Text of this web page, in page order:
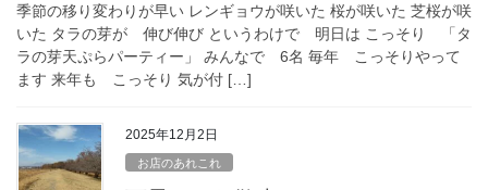
季節の移り変わりが早い レンギョウが咲いた 桜が咲いた 芝桜が咲
いた タラの芽が 伸び伸び というわけで 明日は こっそり 「タ
ラの芽天ぷらパーティー」 みんなで 6名 毎年 こっそりやって
ます 来年も こっそり 気が付 […]
2025年12月2日
お店のあれこれ